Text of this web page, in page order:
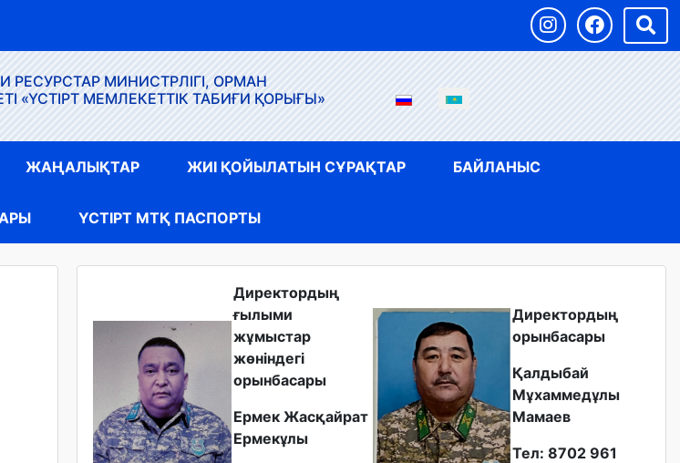
МИНИСТРЛІГІ, ОРМАН
МЕМЛЕКЕТТІК ТАБИҒИ ҚОРЫҒЫ»
ЖАҢАЛЫҚТАР ЖИІ ҚОЙЫЛАТЫН СҰРАҚТАР БАЙЛАНЫС
ҮСТІРТ МТҚ ПАСПОРТЫ
Директордың
ғылыми
жұмыстар
жөніндегі
орынбасары
Ермек Жасқайрат
Ермекұлы
Директордың
орынбасары
Қалдыбай
Мұхаммедұлы
Мамаев
Тел: 8702 961